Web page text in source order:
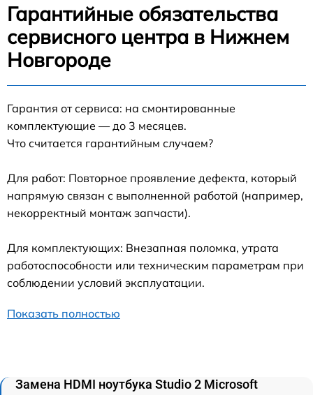
Гарантийные обязательства
сервисного центра в Нижнем
Новгороде
Гарантия от сервиса: на смонтированные
комплектующие — до 3 месяцев.
Что считается гарантийным случаем?
Для работ: Повторное проявление дефекта, который
напрямую связан с выполненной работой (например,
некорректный монтаж запчасти).
Для комплектующих: Внезапная поломка, утрата
работоспособности или техническим параметрам при
соблюдении условий эксплуатации.
Показать полностью
Замена HDMI ноутбука Studio 2 Microsoft